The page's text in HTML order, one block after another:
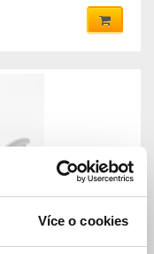
Více o cookies